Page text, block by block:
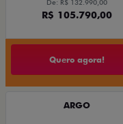
De: R$ 132.990,00
R$ 105.790,00
Quero agora!
ARGO